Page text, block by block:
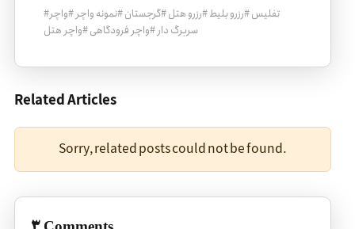
# تفلیس#رزرو بلیط#رزرو هتل#گرجستان#نمونه واچر#واچر
سربرگ دار#واچر فرودگاهی#واچر هتل
Related Articles
Sorry, related posts could not be found.